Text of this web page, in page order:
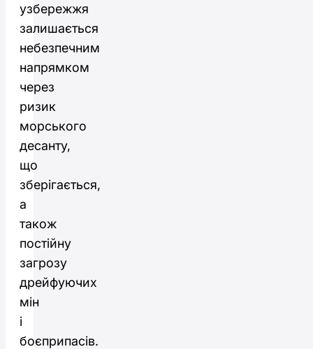
узбережжя
залишається
небезпечним
напрямком
через
ризик
морського
десанту,
що
зберігається,
а
також
постійну
загрозу
дрейфуючих
мін
і
боєприпасів.